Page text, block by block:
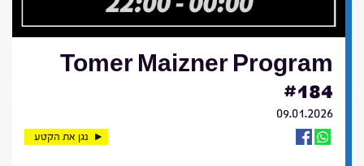
Tomer Maizner Program
#184
09.01.2026
נגן את הקטע